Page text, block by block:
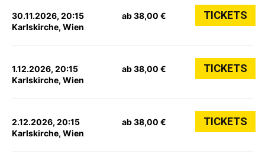
30.11.2026, 20:15
Karlskirche, Wien
ab 38,00 € TICKETS
1.12.2026, 20:15
Karlskirche, Wien
ab 38,00 € TICKETS
2.12.2026, 20:15
Karlskirche, Wien
ab 38,00 € TICKETS